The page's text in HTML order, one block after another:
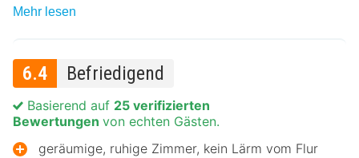
Mehr lesen
6.4 Befriedigend
Basierend auf 25 verifizierten
Bewertungen von echten Gästen.
geräumige, ruhige Zimmer, kein Lärm vom Flur